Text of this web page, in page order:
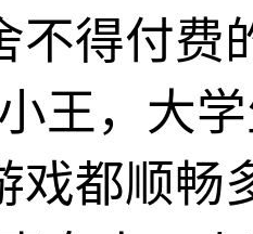
不得付费
王，大学
戏都顺畅